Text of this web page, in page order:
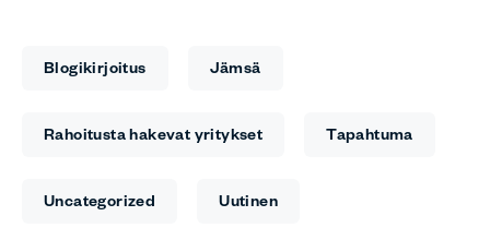
Blogikirjoitus Jämsä
Rahoitusta hakevat yritykset Tapahtuma
Uncategorized Uutinen